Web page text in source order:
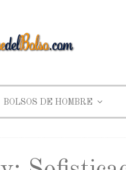
BOLSOS DE HOMBRE